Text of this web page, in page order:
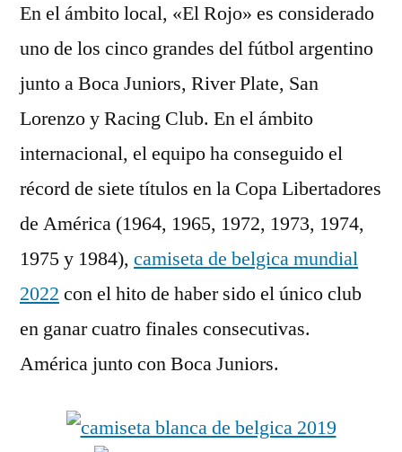
En el ámbito local, «El Rojo» es considerado
uno de los cinco grandes del fútbol argentino
junto a Boca Juniors, River Plate, San
Lorenzo y Racing Club. En el ámbito
internacional, el equipo ha conseguido el
récord de siete títulos en la Copa Libertadores
de América (1964, 1965, 1972, 1973, 1974,
1975 y 1984), camiseta de belgica mundial
2022 con el hito de haber sido el único club
en ganar cuatro finales consecutivas.
América junto con Boca Juniors.